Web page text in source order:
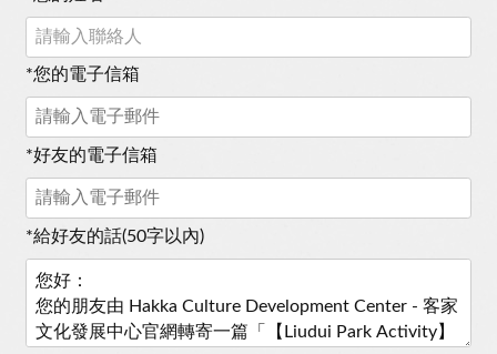
*您的電子信箱
*好友的電子信箱
*給好友的話(50字以內)